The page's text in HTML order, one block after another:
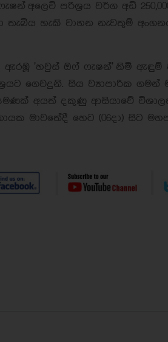
අලෙවි පරිශ්‍රය වර්ග අඩි
තැබිය හැකි වාහන නැවතුම්
ඇරඹූ 'හවුස් ඔෆ් ෆැෂන්' නිමි ඇඳුම්
ගෙවදුනි. සිය ව්‍යාපාරික ගමන්
අයත් දකුණු ආසියාවේ
මාවතේදී හෙට (06දා) සිට